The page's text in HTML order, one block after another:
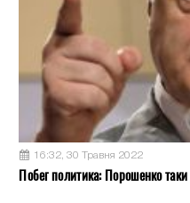
16:32, 30 Травня 2022
Побег политика: Порошенко